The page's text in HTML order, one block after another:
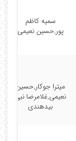
سمیه کاظم
پور,حسین نعیمی
میترا جوکار,حسین
نعیمی,غلامرضا نبی
بیدهندی